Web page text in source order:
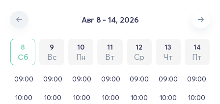
Авг 8 - 14, 2026
8
Сб
9
Вс
10
Пн
11
Вт
12
Ср
13
Чт
14
Пт
09:00
10:00
09:00
10:00
09:00
10:00
09:00
10:00
09:00
10:00
09:00
10:00
09:00
10:00